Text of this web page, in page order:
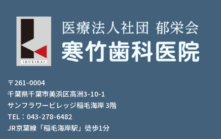
〒261-0004
千葉県千葉市美浜区高洲3-10-1
サンフラワービレッジ稲毛海岸 3階
TEL：043-278-6482
JR京葉線「稲毛海岸駅」徒歩1分